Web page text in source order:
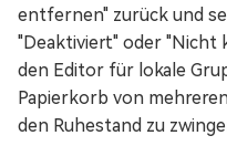
entfernen" zurück und
"Deaktiviert" oder "Nicht
den Editor für lokale
Papierkorb von
den Ruhestand zu